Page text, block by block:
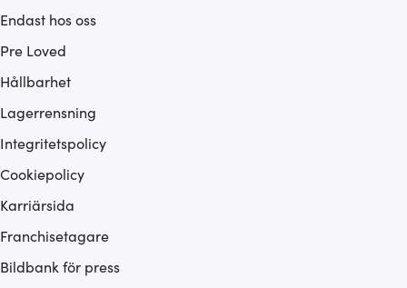
Endast hos oss
Pre Loved
Hållbarhet
Lagerrensning
Integritetspolicy
Cookiepolicy
Karriärsida
Franchisetagare
Bildbank för press